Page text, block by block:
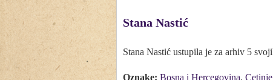
Stana Nastić
Stana Nastić ustupila je za arhiv 5
Oznake: Bosna i Hercegovina, Cetinje